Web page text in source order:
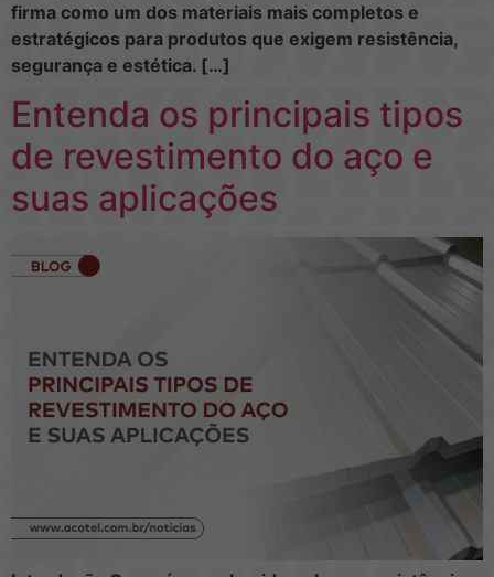
firma como um dos materiais mais completos e
estratégicos para produtos que exigem resistência,
segurança e estética. […]
Entenda os principais tipos
de revestimento do aço e
suas aplicações